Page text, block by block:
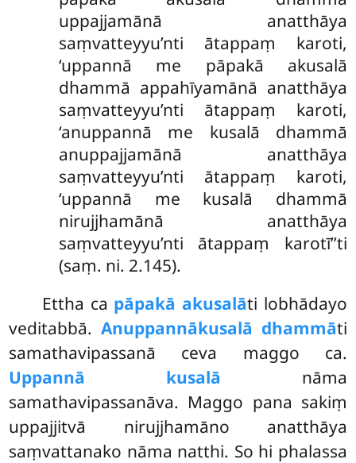
uppajjamānā anatthāya
saṃvatteyyu’nti ātappaṃ karoti,
‘uppannā me pāpakā akusalā
dhammā appahīyamānā anatthāya
saṃvatteyyu’nti ātappaṃ karoti,
‘anuppannā me kusalā dhammā
anuppajjamānā anatthāya
saṃvatteyyu’nti ātappaṃ karoti,
‘uppannā me kusalā dhammā
nirujjhamānā anatthāya
saṃvatteyyu’nti ātappaṃ karotī’’ti
(saṃ. ni. 2.145).
Ettha ca pāpakā akusalāti lobhādayo
veditabbā. Anuppannākusalā dhammāti
samathavipassanā ceva maggo ca.
Uppannā kusalā nāma
samathavipassanāva. Maggo pana sakiṃ
uppajjitvā nirujjhamāno anatthāya
saṃvattanako nāma natthi. So hi phalassa